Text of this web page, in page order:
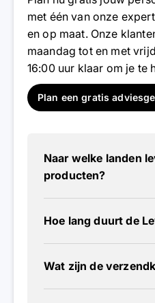
met één van onze
en op maat. Onze
maandag tot en met
16:00 uur klaar om je te
Plan een gratis
Naar welke landen
producten?
Hoe lang duurt de
Wat zijn de